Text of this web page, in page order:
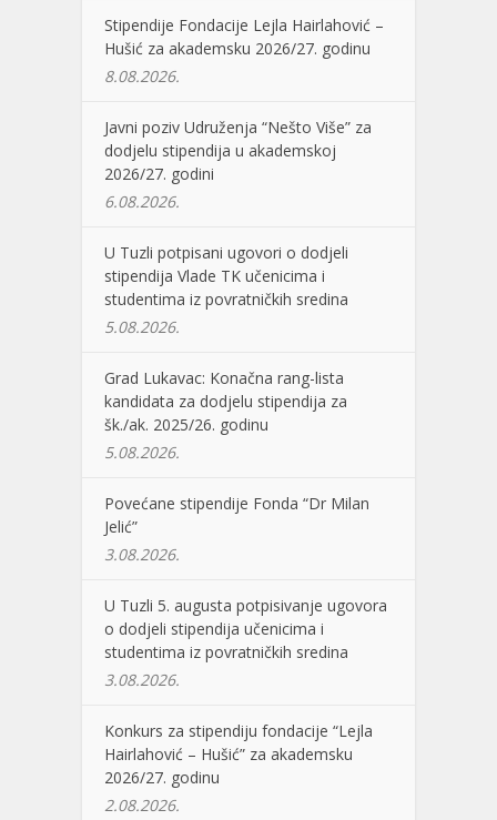
Stipendije Fondacije Lejla Hairlahović –
Hušić za akademsku 2026/27. godinu
8.08.2026.
Javni poziv Udruženja “Nešto Više” za
dodjelu stipendija u akademskoj
2026/27. godini
6.08.2026.
U Tuzli potpisani ugovori o dodjeli
stipendija Vlade TK učenicima i
studentima iz povratničkih sredina
5.08.2026.
Grad Lukavac: Konačna rang-lista
kandidata za dodjelu stipendija za
šk./ak. 2025/26. godinu
5.08.2026.
Povećane stipendije Fonda “Dr Milan
Jelić”
3.08.2026.
U Tuzli 5. augusta potpisivanje ugovora
o dodjeli stipendija učenicima i
studentima iz povratničkih sredina
3.08.2026.
Konkurs za stipendiju fondacije “Lejla
Hairlahović – Hušić” za akademsku
2026/27. godinu
2.08.2026.